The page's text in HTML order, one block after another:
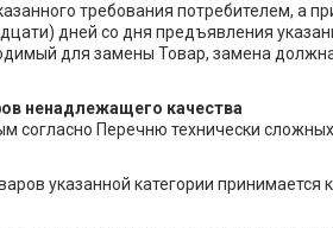
требования потребителем, а
дней со дня предъявления
для замены Товар, замена
ненадлежащего качества
согласно Перечню технически
указанной категории